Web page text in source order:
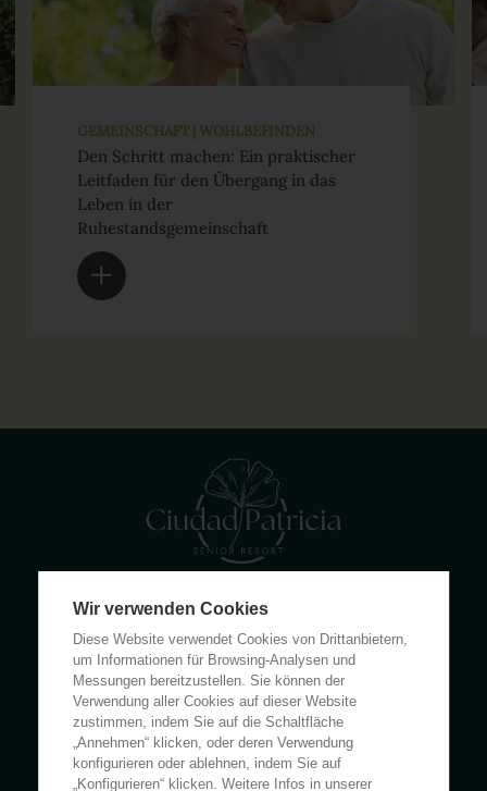
GEMEINSCHAFT | WOHLBEFINDEN
Den Schritt machen: Ein praktischer
Leitfaden für den Übergang in das
Leben in der
Ruhestandsgemeinschaft
Calle Rumanía 26 · 03503 Benidorm (Alicante)
(+34) 965 855 100
apartamentos@ciudadpatricia.com
Wir verwenden Cookies
Diese Website verwendet Cookies von Drittanbietern,
um Informationen für Browsing-Analysen und
Messungen bereitzustellen. Sie können der
Verwendung aller Cookies auf dieser Website
zustimmen, indem Sie auf die Schaltfläche
„Annehmen“ klicken, oder deren Verwendung
konfigurieren oder ablehnen, indem Sie auf
„Konfigurieren“ klicken. Weitere Infos in unserer